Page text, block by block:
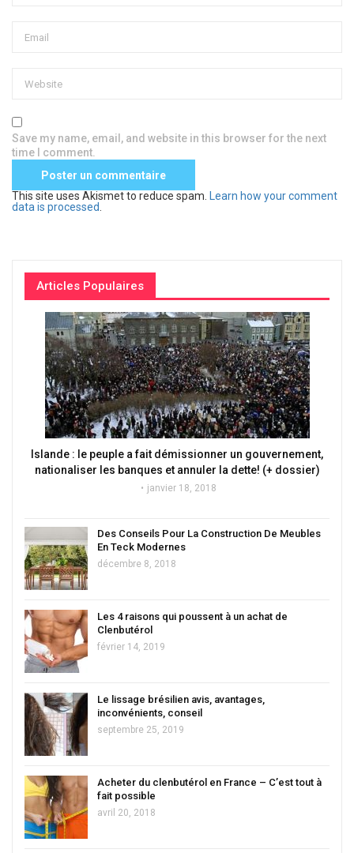
Save my name, email, and website in this browser for the next
time I comment.
This site uses Akismet to reduce spam.
Learn how your comment
data is processed
Articles Populaires
Islande : le peuple a fait démissionner un gouvernement,
nationaliser les banques et annuler la dette! (+ dossier)
janvier 18, 2018
Des Conseils Pour La Construction De Meubles
En Teck Modernes
décembre 8, 2018
Les 4 raisons qui poussent à un achat de
Clenbutérol
février 14, 2019
Le lissage brésilien avis, avantages,
inconvénients, conseil
septembre 25, 2019
Acheter du clenbutérol en France – C’est tout à
fait possible
avril 20, 2018